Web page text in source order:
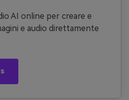
AI online per creare e
e audio direttamente